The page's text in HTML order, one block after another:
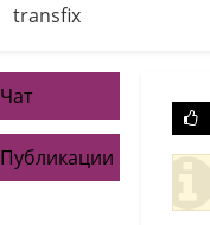
transfix
Чат
Публикации